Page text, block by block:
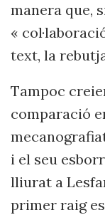
manera que,
«
text, la
Tampoc
comparació
i el seu
lliurat a
primer raig